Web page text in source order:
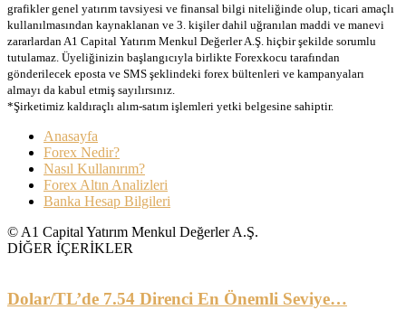
grafikler genel yatırım tavsiyesi ve finansal bilgi niteliğinde olup, ticari amaçlı
kullanılmasından kaynaklanan ve 3. kişiler dahil uğranılan maddi ve manevi
zararlardan A1 Capital Yatırım Menkul Değerler A.Ş. hiçbir şekilde sorumlu
tutulamaz. Üyeliğinizin başlangıcıyla birlikte Forexkocu tarafından
gönderilecek eposta ve SMS şeklindeki forex bültenleri ve kampanyaları
almayı da kabul etmiş sayılırsınız.
*Şirketimiz kaldıraçlı alım-satım işlemleri yetki belgesine sahiptir.
Anasayfa
Forex Nedir?
Nasıl Kullanırım?
Forex Altın Analizleri
Banka Hesap Bilgileri
© A1 Capital Yatırım Menkul Değerler A.Ş.
DİĞER İÇERİKLER
Dolar/TL’de 7.54 Direnci En Önemli Seviye…